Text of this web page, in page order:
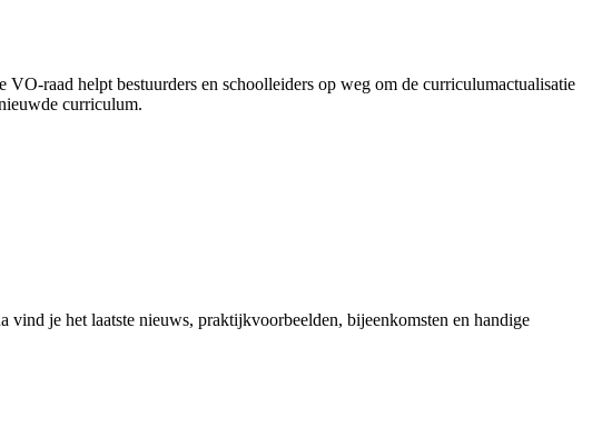
VO-raad helpt bestuurders en schoolleiders op weg om de curriculumactualisatie
curriculum.
je het laatste nieuws, praktijkvoorbeelden, bijeenkomsten en handige